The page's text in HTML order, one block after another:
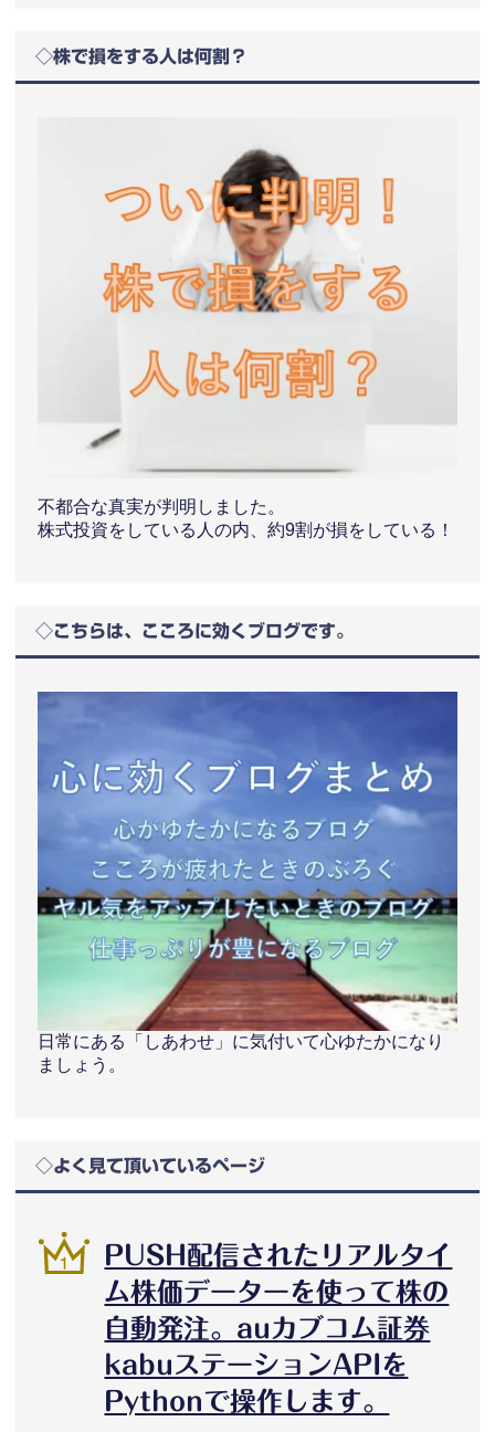
◇株で損をする人は何割？
不都合な真実が判明しました。
株式投資をしている人の内、約9割が損をしている！
◇こちらは、こころに効くブログです。
日常にある「しあわせ」に気付いて心ゆたかになり
ましょう。
◇よく見て頂いているページ
PUSH配信されたリアルタイ
ム株価データーを使って株の
自動発注。auカブコム証券
kabuステーションAPIを
Pythonで操作します。